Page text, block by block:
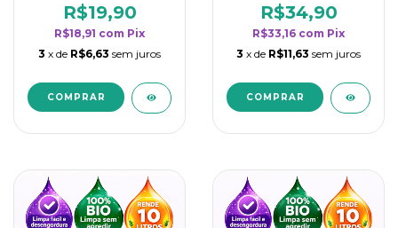
rendimento da
categoria - Lavanda
R$19,90
R$18,91 com Pix
3 x de R$6,63 sem juros
rendimento da
categoria - Lavanda
R$34,90
R$33,16 com Pix
3 x de R$11,63 sem juros